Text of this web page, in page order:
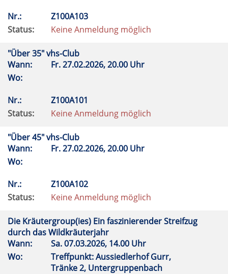
Nr.:
Z100A103
Status:
Keine Anmeldung möglich
"Über 35" vhs-Club
Wann:
Fr.27.02.2026, 20.00 Uhr
Wo:
Nr.:
Z100A101
Status:
Keine Anmeldung möglich
"Über 45" vhs-Club
Wann:
Fr.27.02.2026, 20.00 Uhr
Wo:
Nr.:
Z100A102
Status:
Keine Anmeldung möglich
Die Kräutergroup(ies) Ein faszinierender Streifzug
durch das Wildkräuterjahr
Wann:
Sa.07.03.2026, 14.00 Uhr
Wo:
Treffpunkt: Aussiedlerhof Gurr,
Tränke 2, Untergruppenbach